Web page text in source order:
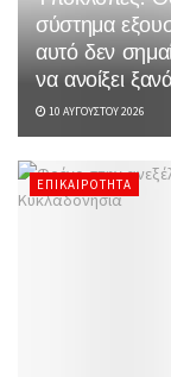
σύστημα
αυτό δεν
να ανοίξει
10 ΑΥΓΟΎΣΤΟΥ 2026
ΕΠΙΚΑΙΡΌΤΗΤΑ